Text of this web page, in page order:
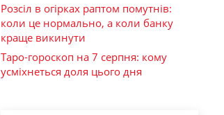
Розсіл в огірках раптом помутнів:
коли це нормально, а коли банку
краще викинути
Таро-гороскоп на 7 серпня: кому
усміхнеться доля цього дня